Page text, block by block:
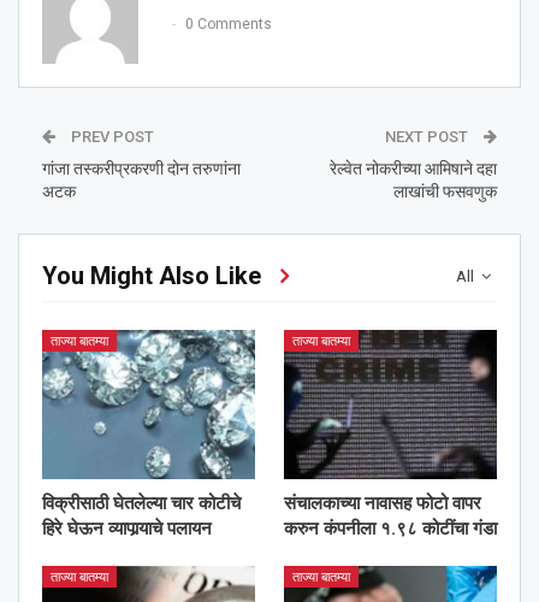
0 Comments
PREV POST
गांजा तस्करीप्रकरणी दोन तरुणांना
अटक
NEXT POST
रेल्वेत नोकरीच्या आमिषाने दहा
लाखांची फसवणुक
All
You Might Also Like
ताज्या बातम्या
विक्रीसाठी घेतलेल्या चार कोटीचे
हिरे घेऊन व्यापार्‍याचे पलायन
ताज्या बातम्या
संचालकाच्या नावासह फोटो वापर
करुन कंपनीला १.९८ कोटींचा गंडा
ताज्या बातम्या ताज्या बातम्या